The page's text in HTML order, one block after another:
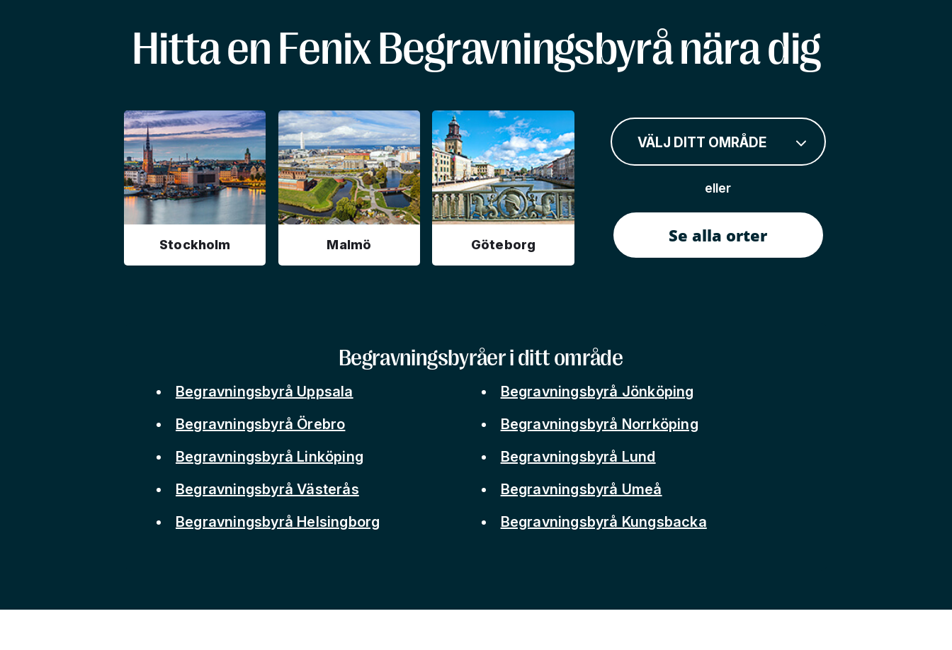
Hitta en Fenix Begravningsbyrå nära dig
Stockholm Malmö Göteborg
VÄLJ DITT OMRÅDE
eller
Se alla orter
Begravningsbyråer i ditt område
Begravningsbyrå Uppsala
Begravningsbyrå Örebro
Begravningsbyrå Linköping
Begravningsbyrå Västerås
Begravningsbyrå Helsingborg
Begravningsbyrå Jönköping
Begravningsbyrå Norrköping
Begravningsbyrå Lund
Begravningsbyrå Umeå
Begravningsbyrå Kungsbacka